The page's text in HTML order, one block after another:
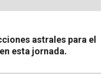
astrales para el
esta jornada.